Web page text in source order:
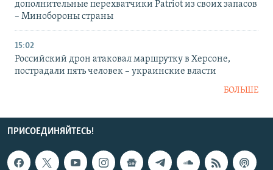
дополнительные перехватчики Patriot из своих запасов
– Минобороны страны
15:02
Российский дрон атаковал маршрутку в Херсоне,
пострадали пять человек – украинские власти
БОЛЬШЕ
ПРИСОЕДИНЯЙТЕСЬ!